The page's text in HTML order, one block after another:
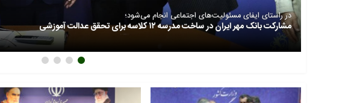
در راستای ایفای مسئولیت‌های اجتماعی انجام می‌شود؛
مشارکت بانک مهر ایران در ساخت مدرسه ۱۲ کلاسه برای تحقق عدالت آموزشی